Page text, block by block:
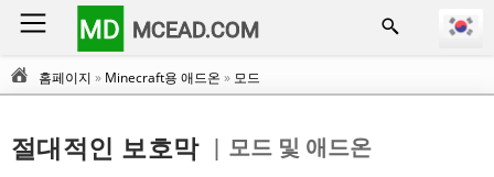
MD MCEAD.COM
홈페이지 » Minecraft용 애드온 » 모드
절대적인 보호막 | 모드 및 애드온